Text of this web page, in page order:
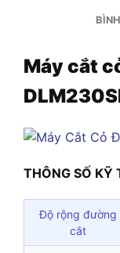
Máy cắt
THÔNG SỐ KỸ
Độ rộng đường
cắt